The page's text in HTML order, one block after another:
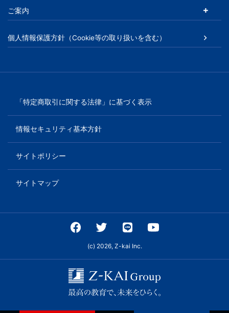
ご案内
個人情報保護方針（Cookie等の取り扱いを含む）
「特定商取引に関する法律」に基づく表示
情報セキュリティ基本方針
サイトポリシー
サイトマップ
(c) 2026, Z-kai Inc.